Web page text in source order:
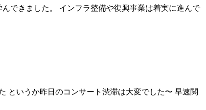
できました。 インフラ整備や復興事業は着実に進んで
というか昨日のコンサート渋滞は大変でした〜 早速関